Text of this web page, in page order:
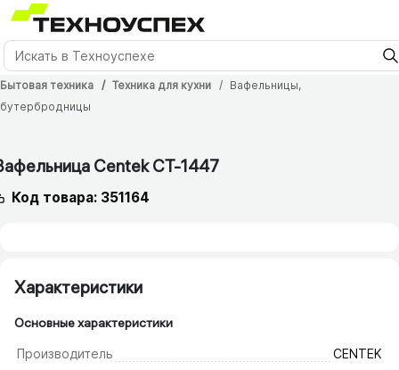
Бытовая техника Техника для кухни
Вафельницы,
бутербродницы
Centek CT-1447
Код товара: 351164
Характеристики
Основные характеристики
Производитель CENTEK